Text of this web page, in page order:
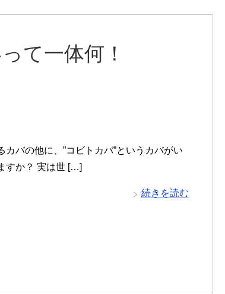
て一体何！
カバの他に、”コビトカバ”というカバがい
すか？ 実は世 […]
続きを読む